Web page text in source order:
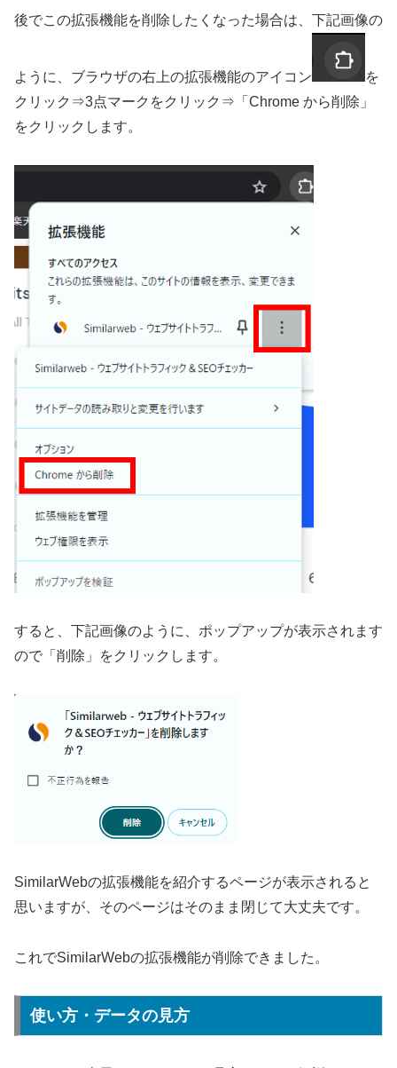
後でこの拡張機能を削除したくなった場合は、下記画像の
ように、ブラウザの右上の拡張機能のアイコン
を
クリック⇒3点マークをクリック⇒「Chrome から削除」
をクリックします。
すると、下記画像のように、ポップアップが表示されます
ので「削除」をクリックします。
SimilarWebの拡張機能を紹介するページが表示されると
思いますが、そのページはそのまま閉じて大丈夫です。
これでSimilarWebの拡張機能が削除できました。
使い方・データの見方